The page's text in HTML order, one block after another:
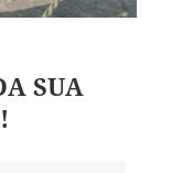
SUA